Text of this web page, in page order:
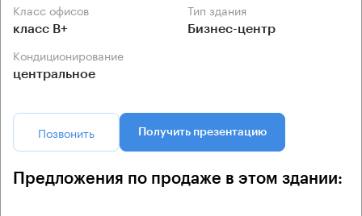
Класс офисов
класс B+
Тип здания
Бизнес-центр
Кондиционирование
центральное
Позвонить Получить презентацию
Предложения по продаже в этом здании: